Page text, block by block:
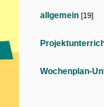
allgemein [19]
Wochenplan-